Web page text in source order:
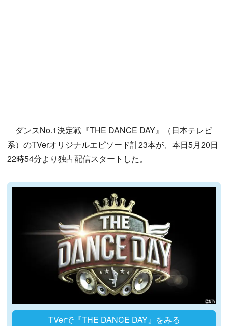
ダンスNo.1決定戦『THE DANCE DAY』（日本テレビ
系）のTVerオリジナルエピソード計23本が、本日5月20日
22時54分より独占配信スタートした。
TVerで『THE DANCE DAY』をみる